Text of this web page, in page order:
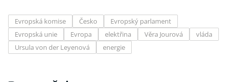
Evropská komise Česko
Evropský parlament
Evropská unie
Evropa elektřina Věra Jourová
vláda
Ursula von der Leyenová
energie